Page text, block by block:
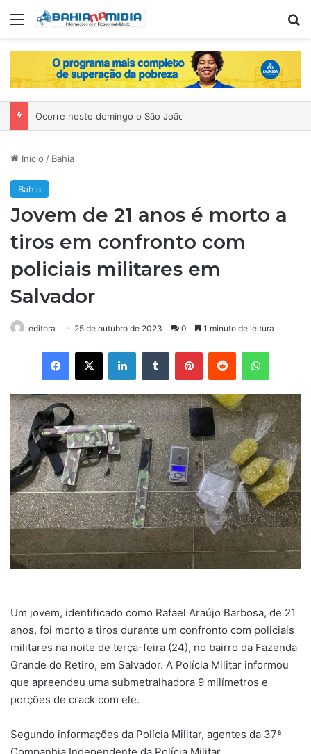
Menu
Início / Bahia
Bahia
Jovem de 21 anos é morto a
tiros em confronto com
policiais militares em
Salvador
editora 25 de outubro de 2023 0 1 minuto de leitura
Um jovem, identificado como Rafael Araújo Barbosa, de 21
anos, foi morto a tiros durante um confronto com policiais
militares na noite de terça-feira (24), no bairro da Fazenda
Grande do Retiro, em Salvador. A Polícia Militar informou
que apreendeu uma submetralhadora 9 milímetros e
porções de crack com ele.
Segundo informações da Polícia Militar, agentes da 37ª